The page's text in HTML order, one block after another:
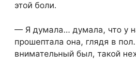
этой боли.
— Я думала… думала, что у
прошептала она, глядя в
внимательный был, такой